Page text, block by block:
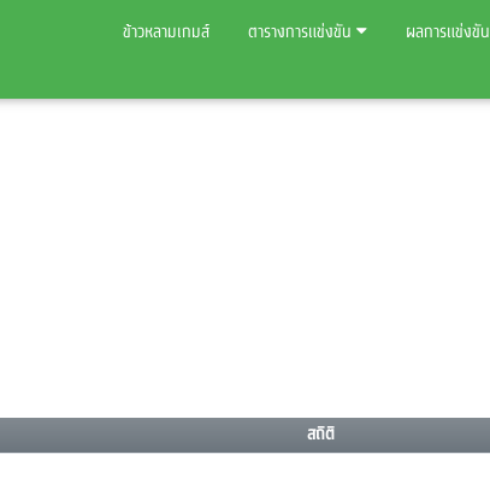
ข้าวหลามเกมส์ ตารางการแข่งขัน ผลการแข่งขัน
สถิติ